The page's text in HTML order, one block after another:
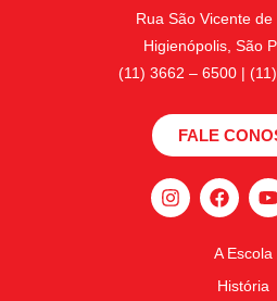
Rua São Vicente
Higienópolis, São
(11) 3662 – 6500 |
FALE
A Escola
História